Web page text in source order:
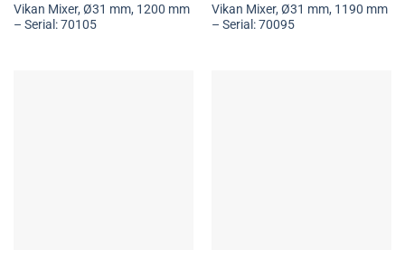
Vikan Mixer, Ø31 mm, 1200 mm
– Serial: 70105
Vikan Mixer, Ø31 mm, 1190 mm
– Serial: 70095